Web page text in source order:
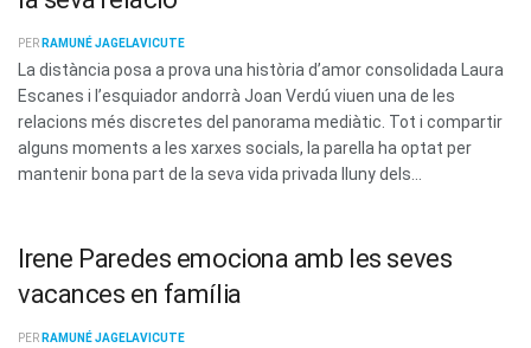
PER RAMUNÉ JAGELAVICUTE
La distància posa a prova una història d’amor consolidada Laura
Escanes i l’esquiador andorrà Joan Verdú viuen una de les
relacions més discretes del panorama mediàtic. Tot i compartir
alguns moments a les xarxes socials, la parella ha optat per
mantenir bona part de la seva vida privada lluny dels...
Irene Paredes emociona amb les seves
vacances en família
PER RAMUNÉ JAGELAVICUTE